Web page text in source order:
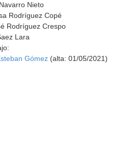
Nieto
Rodríguez Copé
Rodríguez Crespo
Lara
Gómez(alta: 01/05/2021)